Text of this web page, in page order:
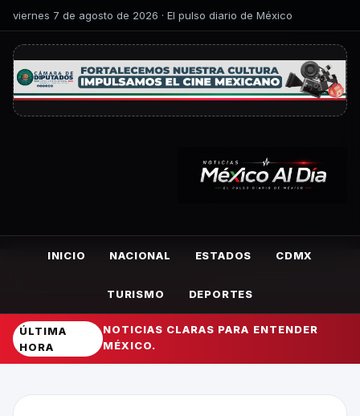
viernes 7 de agosto de 2026 · El pulso diario de México
INICIO NACIONAL ESTADOS CDMX
TURISMO DEPORTES
ÚLTIMA
HORA
NOTICIAS CLARAS PARA ENTENDER
MÉXICO.